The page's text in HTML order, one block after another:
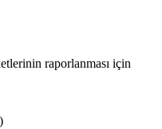
raporlanması için